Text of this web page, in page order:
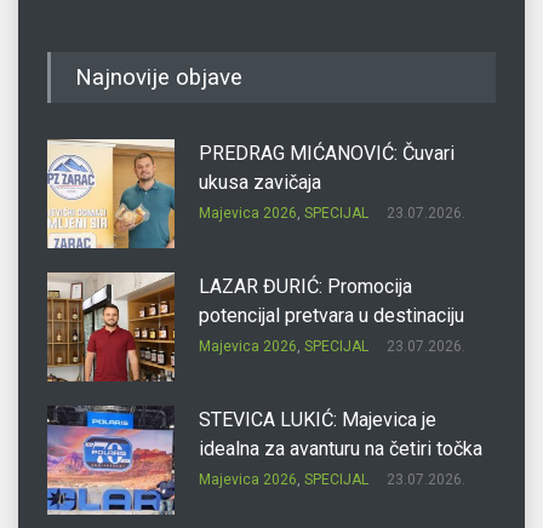
Najnovije objave
PREDRAG MIĆANOVIĆ: Čuvari
ukusa zavičaja
Majevica 2026, SPECIJAL 23.07.2026.
LAZAR ĐURIĆ: Promocija
potencijal pretvara u destinaciju
Majevica 2026, SPECIJAL 23.07.2026.
STEVICA LUKIĆ: Majevica je
idealna za avanturu na četiri točka
Majevica 2026, SPECIJAL 23.07.2026.